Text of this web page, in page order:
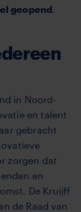
geopend.
in Noord-
en talent
gebracht
zorgen dat
en
De Kruijff
de Raad van